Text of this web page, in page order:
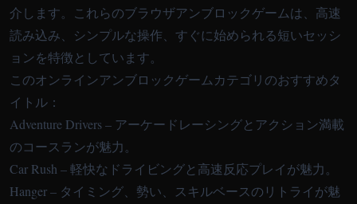
介します。これらのブラウザアンブロックゲームは、高速
読み込み、シンプルな操作、すぐに始められる短いセッシ
ョンを特徴としています。
このオンラインアンブロックゲームカテゴリのおすすめタ
イトル：
Adventure Drivers– アーケードレーシングとアクション満載
のコースランが魅力。
Car Rush – 軽快なドライビングと高速反応プレイが魅力。
Hanger– タイミング、勢い、スキルベースのリトライが魅